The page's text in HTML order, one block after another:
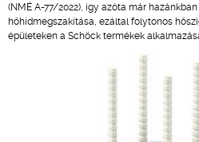
(NMÉ A-77/2022), így azóta már
hőhídmegszakítása, ezáltal folytonos
épületeken a Schöck termékek